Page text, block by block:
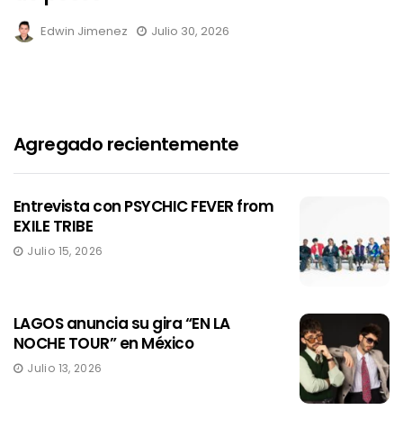
Edwin Jimenez Julio 30, 2026
Agregado recientemente
Entrevista con PSYCHIC FEVER from
EXILE TRIBE
Julio 15, 2026
LAGOS anuncia su gira “EN LA
NOCHE TOUR” en México
Julio 13, 2026